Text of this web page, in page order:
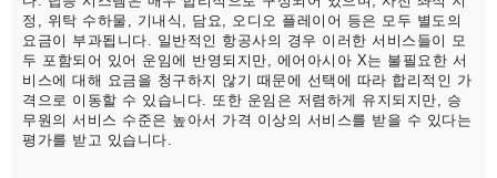
정, 위탁 수하물, 기내식, 담요, 오디오 플레이어 등은 모두 별도의
요금이 부과됩니다. 일반적인 항공사의 경우 이러한 서비스들이 모
두 포함되어 있어 운임에 반영되지만, 에어아시아 X는 불필요한 서
비스에 대해 요금을 청구하지 않기 때문에 선택에 따라 합리적인 가
격으로 이동할 수 있습니다. 또한 운임은 저렴하게 유지되지만, 승
무원의 서비스 수준은 높아서 가격 이상의 서비스를 받을 수 있다는
평가를 받고 있습니다.